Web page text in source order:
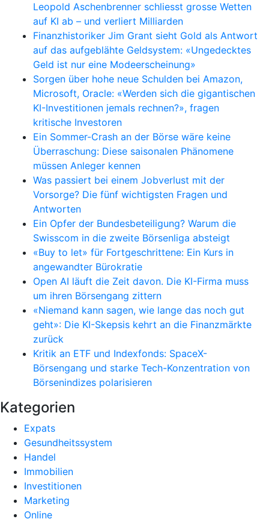
Leopold Aschenbrenner schliesst grosse Wetten
auf KI ab – und verliert Milliarden
Finanzhistoriker Jim Grant sieht Gold als Antwort
auf das aufgeblähte Geldsystem: «Ungedecktes
Geld ist nur eine Modeerscheinung»
Sorgen über hohe neue Schulden bei Amazon,
Microsoft, Oracle: «Werden sich die gigantischen
KI-Investitionen jemals rechnen?», fragen
kritische Investoren
Ein Sommer-Crash an der Börse wäre keine
Überraschung: Diese saisonalen Phänomene
müssen Anleger kennen
Was passiert bei einem Jobverlust mit der
Vorsorge? Die fünf wichtigsten Fragen und
Antworten
Ein Opfer der Bundesbeteiligung? Warum die
Swisscom in die zweite Börsenliga absteigt
«Buy to let» für Fortgeschrittene: Ein Kurs in
angewandter Bürokratie
Open AI läuft die Zeit davon. Die KI-Firma muss
um ihren Börsengang zittern
«Niemand kann sagen, wie lange das noch gut
geht»: Die KI-Skepsis kehrt an die Finanzmärkte
zurück
Kritik an ETF und Indexfonds: SpaceX-
Börsengang und starke Tech-Konzentration von
Börsenindizes polarisieren
Kategorien
Expats
Gesundheitssystem
Handel
Immobilien
Investitionen
Marketing
Online